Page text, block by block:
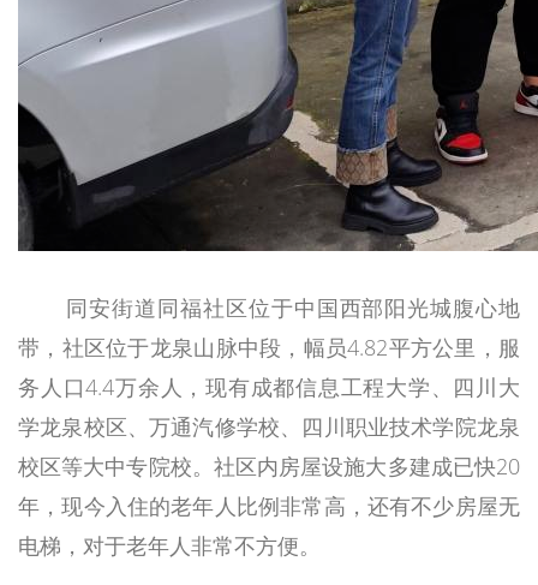
同安街道同福社区位于中国西部阳光城腹心地
带，社区位于龙泉山脉中段，幅员4.82平方公里，服
务人口4.4万余人，现有成都信息工程大学、四川大
学龙泉校区、万通汽修学校、四川职业技术学院龙泉
校区等大中专院校。社区内房屋设施大多建成已快20
年，现今入住的老年人比例非常高，还有不少房屋无
电梯，对于老年人非常不方便。